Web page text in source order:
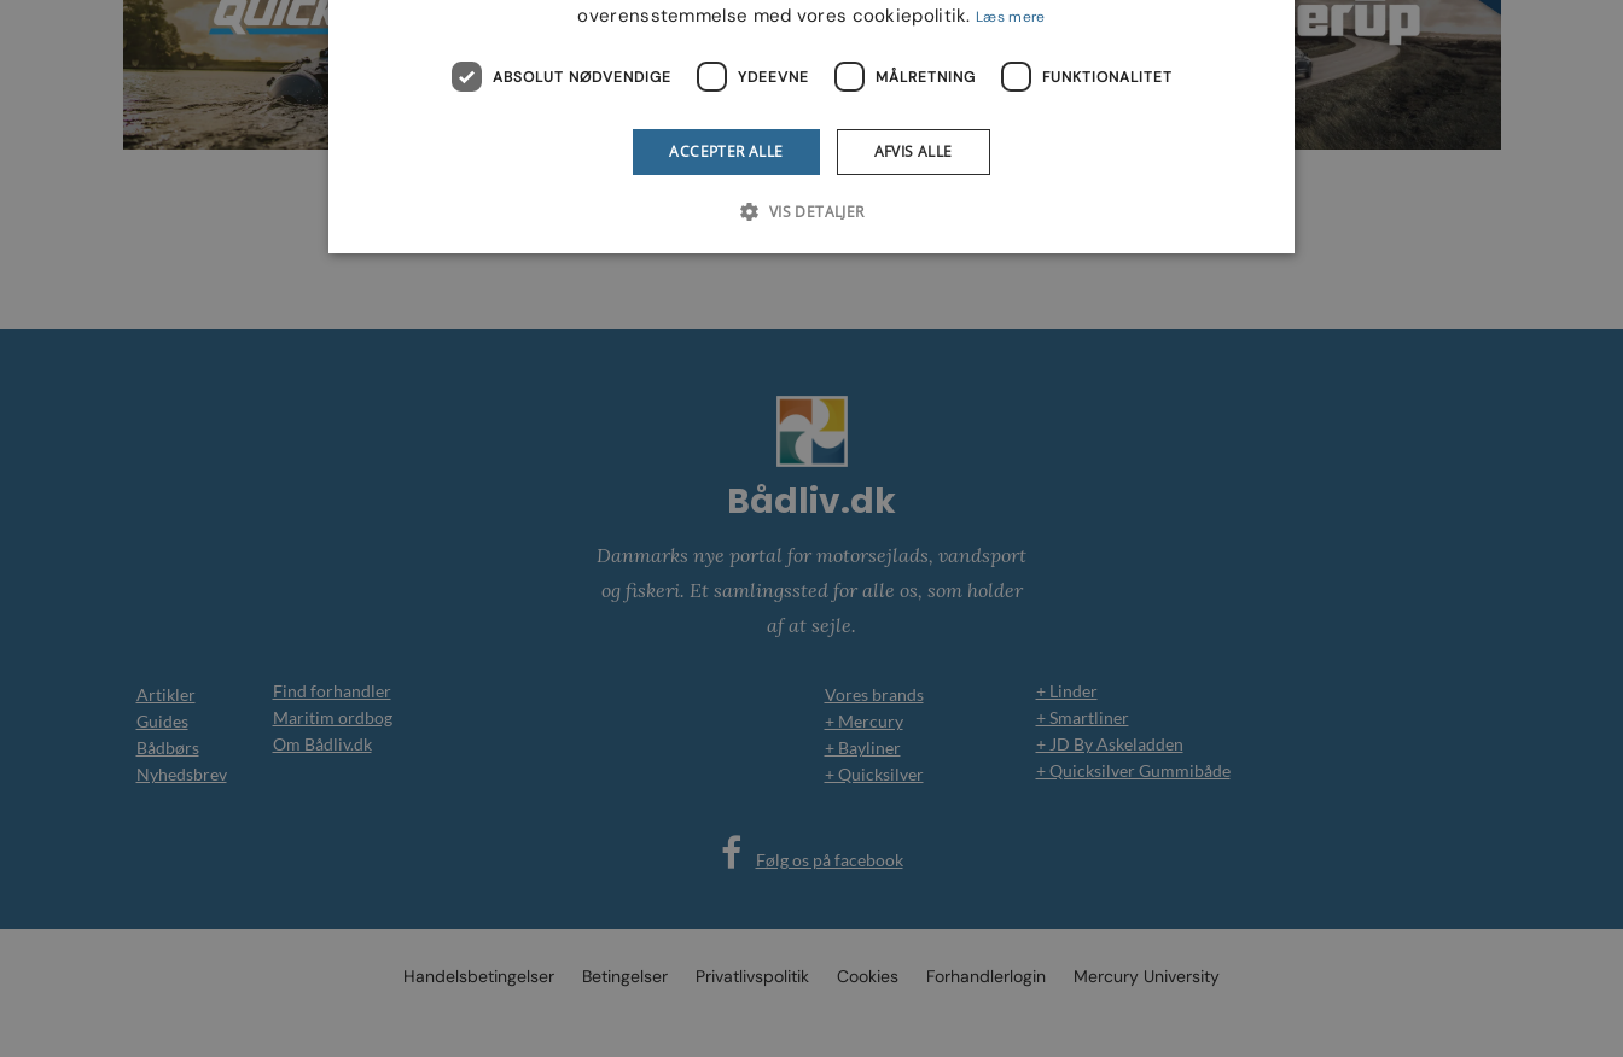
Find din lokale forhandler via. voresforhandlerkort her.
Bådliv.dk
Danmarks nye portal for motorsejlads, vandsport
og fiskeri. Et samlingssted for alle os, som holder
af at sejle.
Artikler
Guides
Bådbørs
Nyhedsbrev
Find forhandler
Maritim ordbog
Om Bådliv.dk
Vores brands
+ Mercury
+ Bayliner
+ Quicksilver
+ Linder
+ Smartliner
+ JD By Askeladden
+ Quicksilver Gummibåde
Følg os på facebook
Handelsbetingelser Betingelser Privatlivspolitik Cookies Forhandlerlogin Mercury University
overensstemmelse med vores cookiepolitik. Læs mere
ABSOLUT NØDVENDIGE YDEEVNE MÅLRETNING FUNKTIONALITET
ACCEPTER ALLE AFVIS ALLE
VIS DETALJER